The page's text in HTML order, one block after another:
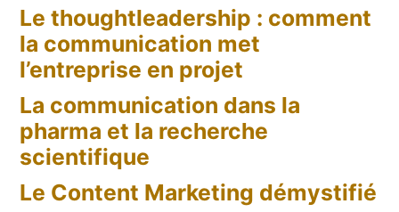
Le thoughtleadership : comment
la communication met
l’entreprise en projet
La communication dans la
pharma et la recherche
scientifique
Le Content Marketing démystifié